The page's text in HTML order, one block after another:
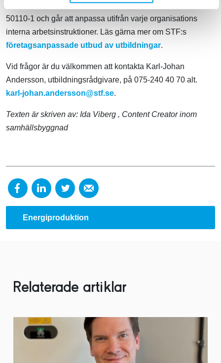
ochElsäkerhetsledareutgår från SS EN
50110-1 och går att anpassa utifrån varje organisations
interna arbetsinstruktioner. Läs gärna mer om STF:s
företagsanpassade utbud av utbildningar.
Vid frågor är du välkommen att kontakta Karl-Johan
Andersson, utbildningsrådgivare, på 075-240 40 70 alt.
karl-johan.andersson@stf.se.
Texten är skriven av: Ida Viberg , Content Creator inom
samhällsbyggnad
Energiproduktion
Relaterade artiklar